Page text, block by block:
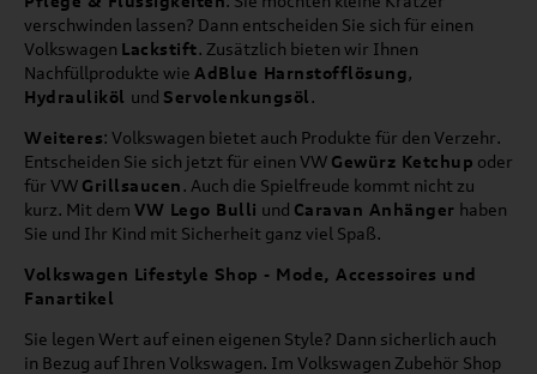
verschwinden lassen? Dann entscheiden Sie sich für einen
Volkswagen Lackstift. Zusätzlich bieten wir Ihnen
Nachfüllprodukte wie AdBlue Harnstofflösung,
Hydrauliköl und Servolenkungsöl.
Weiteres: Volkswagen bietet auch Produkte für den Verzehr.
Entscheiden Sie sich jetzt für einen VW Gewürz Ketchup oder
für VW Grillsaucen. Auch die Spielfreude kommt nicht zu
kurz. Mit dem VW Lego Bulli und Caravan Anhänger haben
Sie und Ihr Kind mit Sicherheit ganz viel Spaß.
Volkswagen Lifestyle Shop - Mode, Accessoires und
Fanartikel
Sie legen Wert auf einen eigenen Style? Dann sicherlich auch
in Bezug auf Ihren Volkswagen. Im Volkswagen Zubehör Shop